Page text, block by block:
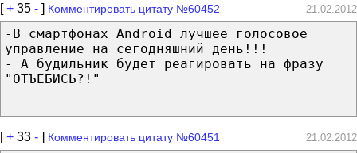
[+ 35 - ] Комментировать цитату №60452 21.02.2012
-В смартфонах Android лучшее голосовое
управление на сегодняшний день!!!
- А будильник будет реагировать на фразу
"ОТЪЕБИСЬ?!"
[+ 33 - ] Комментировать цитату №60451 21.02.2012